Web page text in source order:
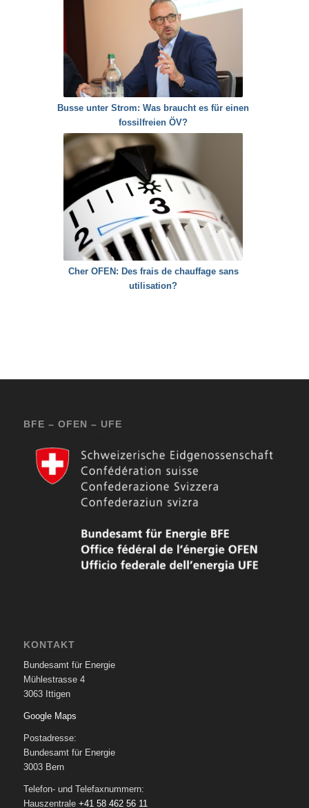
Busse unter Strom: Was braucht es für einen
fossilfreien ÖV?
Cher OFEN: Des frais de chauffage sans
utilisation?
BFE – OFEN – UFE
KONTAKT
Bundesamt für Energie
Mühlestrasse 4
3063 Ittigen
Google Maps
Postadresse:
Bundesamt für Energie
3003 Bern
Telefon- und Telefaxnummern:
Hauszentrale +41 58 462 56 11